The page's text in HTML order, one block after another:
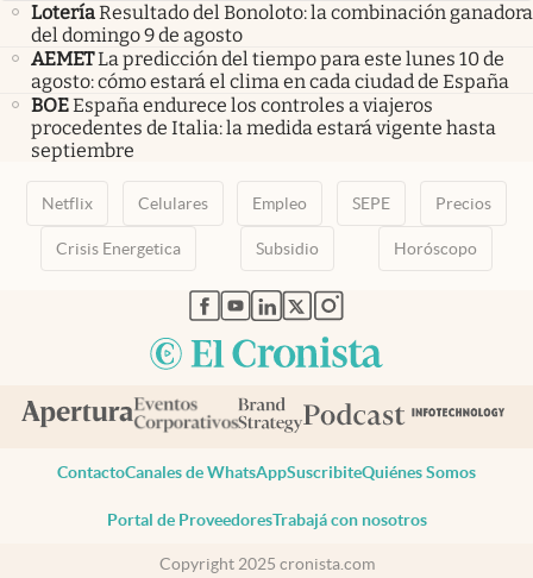
LoteríaResultado del Bonoloto: la combinación ganadora
del domingo 9 de agosto
AEMETLa predicción del tiempo para este lunes 10 de
agosto: cómo estará el clima en cada ciudad de España
BOEEspaña endurece los controles a viajeros
procedentes de Italia: la medida estará vigente hasta
septiembre
Netflix Celulares Empleo SEPE Precios
Crisis Energetica Subsidio Horóscopo
abre en nueva pestaña
abre en nueva pestaña
abre en nueva pestaña
abre en nueva pestaña
abre en nueva pestaña
ContactoCanales de WhatsAppSuscribiteQuiénes Somos
Portal de ProveedoresTrabajá con nosotros
Copyright 2025 cronista.com